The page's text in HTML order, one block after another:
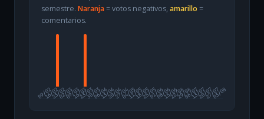
semestre. Naranja= votos negativos, amarillo =
comentarios.
09/02
16/0223/0202/0309/0316/0323/0330/0306/0413/0420/0427/0404/0511/0518/0525/0501/0608/0615/0622/0629/0606/0713/0720/0727/07
03/08